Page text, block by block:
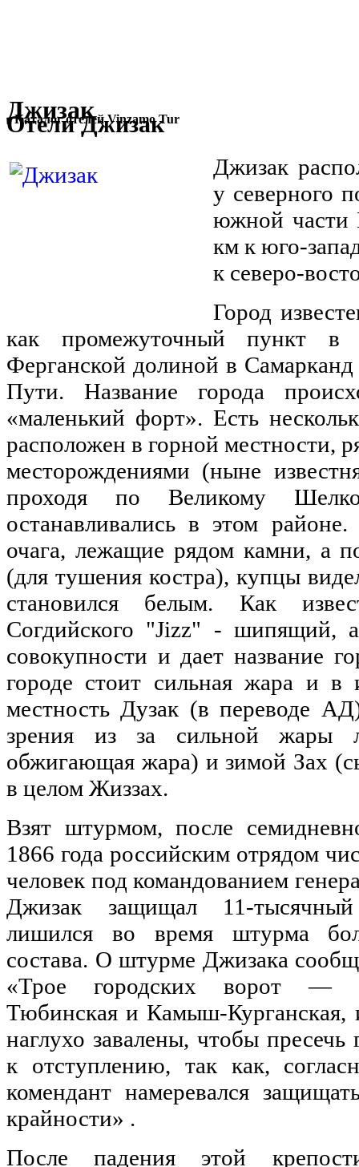
Джизак
Каталог отелей Vinzamo Tur
Отели Джизак
Джизак
у северного
южной части
км к юго-
к северо-
Город
как промежуточный пункт
Ферганской долиной в
Пути. Название города
«маленький форт». Есть
расположен в горной местности,
месторождениями (ныне
проходя по Великому
останавливались в этом
очага, лежащие рядом камни, а
(для тушения костра), купцы
становился белым. Как
Согдийского "Jizz" - шипящий,
совокупности и дает название
городе стоит сильная жара и в
местность Дузак (в переводе
зрения из за сильной жары
обжигающая жара) и зимой Зах
в целом Жиззах.
Взят штурмом, после
1866 года российским отрядом
человек под командованием
Джизак защищал 11-
лишился во время штурма
состава. О штурме Джизака
«Трое городских ворот —
Тюбинская и Камыш-Курганская,
наглухо завалены, чтобы пресечь
к отступлению, так как,
комендант намеревался
крайности» .
После падения этой